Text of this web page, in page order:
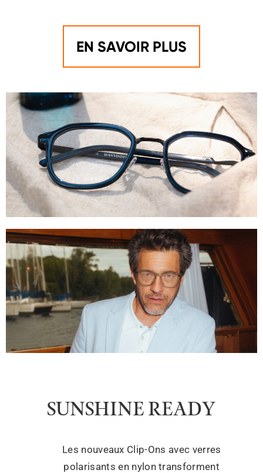
EN SAVOIR PLUS
SUNSHINE READY
Les nouveaux Clip-Ons avec verres
polarisants en nylon transforment